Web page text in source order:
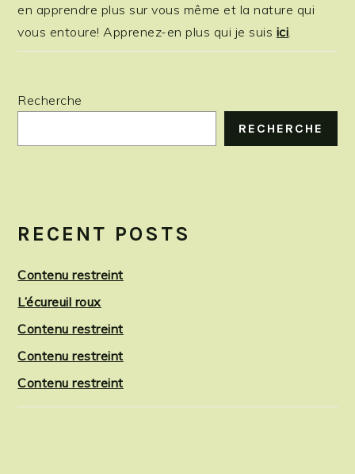
en apprendre plus sur vous même et la nature qui
vous entoure! Apprenez-en plus qui je suis ici
Recherche
RECHERCHE
RECENT POSTS
Contenu restreint
L’écureuil roux
Contenu restreint
Contenu restreint
Contenu restreint